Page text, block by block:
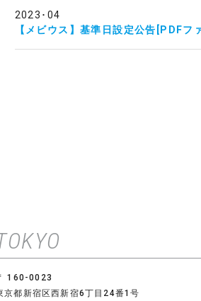
2023･04
【メビウス】基準日設定公告[PDFフ
160-0023
京都新宿区西新宿6丁目24番1号